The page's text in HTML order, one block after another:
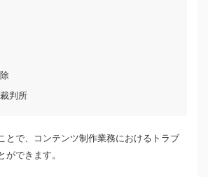
判所
とで、コンテンツ制作業務におけるトラブ
ができます。